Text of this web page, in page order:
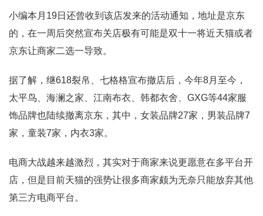
小编本月19日还曾收到该店发来的活动通知，地址是京东
的，在一周后突然宣布关店极有可能是双十一将近天猫或者
京东让商家二选一导致。
据了解，继618裂帛、七格格宣布撤店后，今年8月至今，
太平鸟、海澜之家、江南布衣、韩都衣舍、GXG等44家服
饰品牌也陆续撤离京东，其中，女装品牌27家，男装品牌7
家，童装7家，内衣3家。
电商大战越来越激烈，其实对于商家来说更愿意在多平台开
店，但是目前天猫的强势让很多商家颇为无奈只能放弃其他
第三方电商平台。